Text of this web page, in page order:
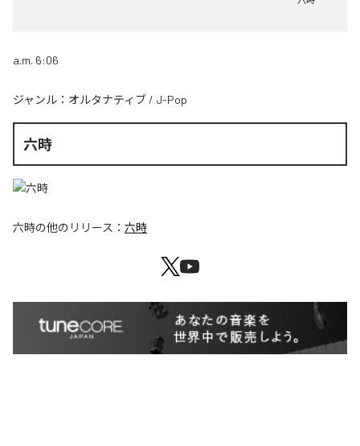
a.m. 6:06
ジャンル： オルタナティブ / J-Pop
六時
六時の他のリリース： 六時